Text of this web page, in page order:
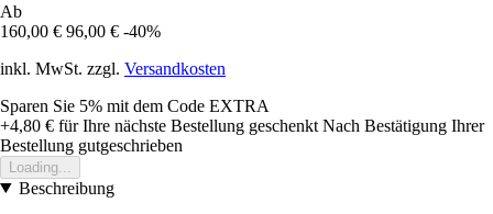
Ab
160,00 € 96,00 € -40%
inkl. MwSt. zzgl. Versandkosten
Sparen Sie 5% mit dem Code EXTRA
+4,80 € für Ihre nächste Bestellung geschenkt Nach Bestätigung Ihrer
Bestellung gutgeschrieben
Loading...
Beschreibung